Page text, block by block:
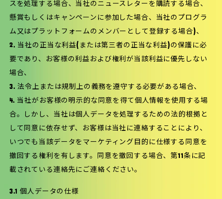
スを処理する場合、当社のニュースレターを購読する場合、
懸賞もしくはキャンペーンに参加した場合、当社のプログラ
ム又はプラットフォームのメンバーとして登録する場合)、
2. 当社の正当な利益(または第三者の正当な利益)の保護に必
要であり、お客様の利益および権利が当該利益に優先しない
場合、
3. 法令上または規制上の義務を遵守する必要がある場合、
4. 当社がお客様の明示的な同意を得て個人情報を使用する場
合。しかし、当社は個人データを処理するための法的根拠と
して同意に依存せず、お客様は当社に連絡することにより、
いつでも当該データをマーケティング目的に仕様する同意を
撤回する権利を有します。同意を撤回する場合、第11条に記
載されている連絡先にご連絡ください。
3.1 個人データの仕様